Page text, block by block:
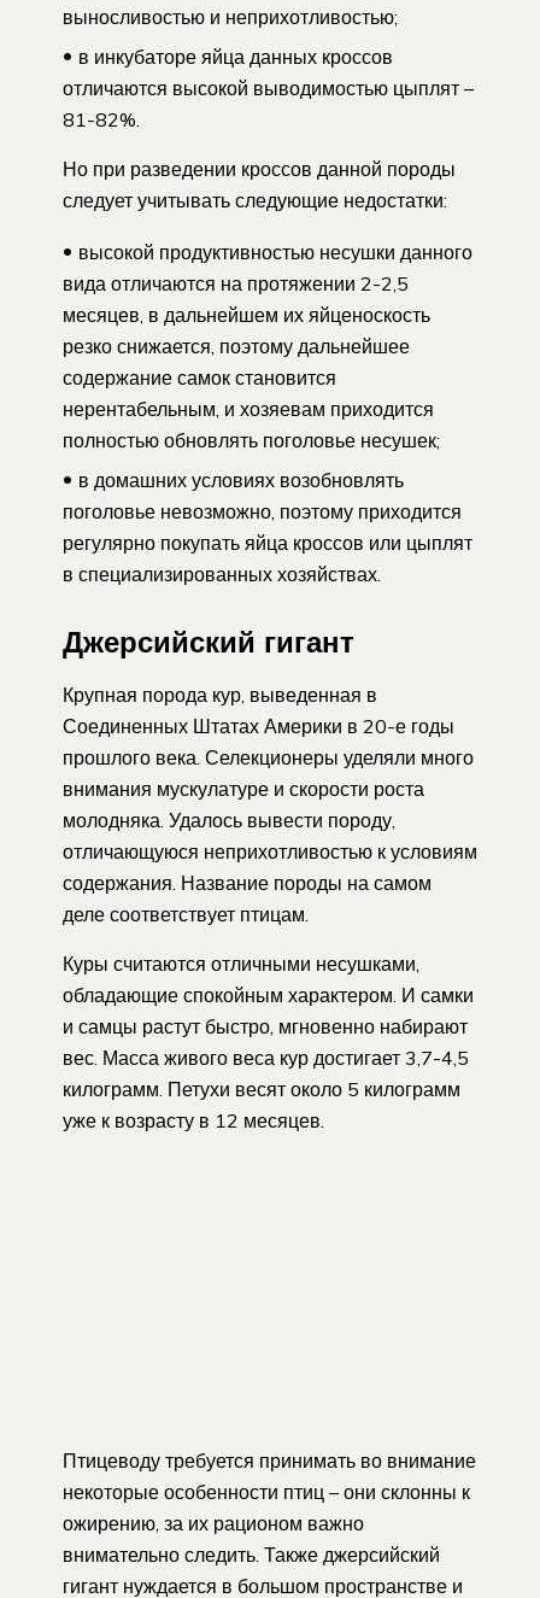
выносливостью и неприхотливостью;
в инкубаторе яйца данных кроссов
отличаются высокой выводимостью цыплят –
81-82%.
Но при разведении кроссов данной породы
следует учитывать следующие недостатки:
высокой продуктивностью несушки данного
вида отличаются на протяжении 2-2,5
месяцев, в дальнейшем их яйценоскость
резко снижается, поэтому дальнейшее
содержание самок становится
нерентабельным, и хозяевам приходится
полностью обновлять поголовье несушек;
в домашних условиях возобновлять
поголовье невозможно, поэтому приходится
регулярно покупать яйца кроссов или цыплят
в специализированных хозяйствах.
Джерсийский гигант
Крупная порода кур, выведенная в
Соединенных Штатах Америки в 20-е годы
прошлого века. Селекционеры уделяли много
внимания мускулатуре и скорости роста
молодняка. Удалось вывести породу,
отличающуюся неприхотливостью к условиям
содержания. Название породы на самом
деле соответствует птицам.
Куры считаются отличными несушками,
обладающие спокойным характером. И самки
и самцы растут быстро, мгновенно набирают
вес. Масса живого веса кур достигает 3,7-4,5
килограмм. Петухи весят около 5 килограмм
уже к возрасту в 12 месяцев.
Птицеводу требуется принимать во внимание
некоторые особенности птиц – они склонны к
ожирению, за их рационом важно
внимательно следить. Также джерсийский
гигант нуждается в большом пространстве и